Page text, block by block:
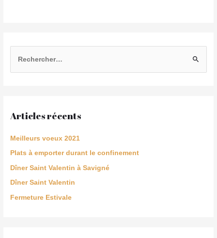
Articles récents
Meilleurs voeux 2021
Plats à emporter durant le confinement
Dîner Saint Valentin à Savigné
Dîner Saint Valentin
Fermeture Estivale